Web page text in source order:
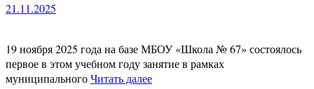
21.11.2025
19 ноября 2025 года на базе МБОУ «Школа № 67» состоялось
первое в этом учебном году занятие в рамках
муниципальногоЧитать далее